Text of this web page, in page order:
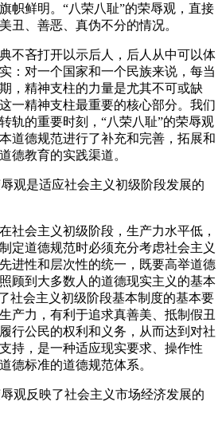
帜鲜明。“八荣八耻”的荣辱观，直接
丑、善恶、真伪不分的情况。
不吝打开以示后人，后人从中可以体
：对一个国家和一个民族来说，每当
，精神支柱的力量是尤其不可或缺
一精神支柱最重要的核心部分。我们
轨的重要时刻，“八荣八耻”的荣辱观
道德规范进行了补充和完善，拓展和
德教育的实践渠道。
辱观是适应社会主义初级阶段发展的
社会主义初级阶段，生产力水平低，
定道德规范时必须充分考虑社会主义
进性和层次性的统一，既要高举道德
顾到大多数人的道德现实主义的基本
社会主义初级阶段基本制度的基本要
产力，有利于追求真善美、抵制假丑
行公民的权利和义务，从而达到对社
持，是一种适应现实要求、操作性
德标准的道德规范体系。
辱观反映了社会主义市场经济发展的